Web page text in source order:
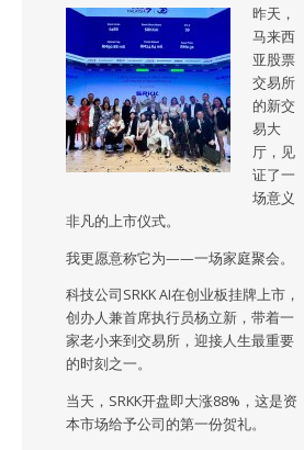
昨天，
马来西
亚股票
交易所
的新交
易大
厅，见
证了一
场意义
非凡的上市仪式。
我更愿意称它为——一场家庭聚会。
科技公司SRKK AI在创业板挂牌上市，
创办人兼首席执行员杨立新，带着一
家老小来到交易所，迎接人生最重要
的时刻之一。
当天，SRKK开盘即大涨88%，这是资
本市场给予公司的第一份贺礼。